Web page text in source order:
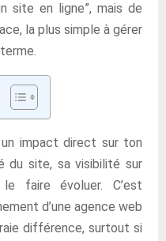
site en ligne”, mais de
la plus simple à gérer
impact direct sur ton
du site, sa visibilité sur
faire évoluer. C’est
d’une agence web
différence, surtout si